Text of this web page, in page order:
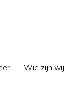
Wie zijn wij